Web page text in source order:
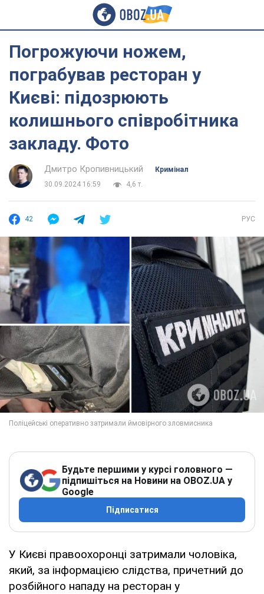
Погрожуючи ножем,
пограбував ресторан у
Києві: підозрюють
колишнього співробітника
закладу. Фото
Дмитро Кропивницький
Кримінал
30.09.2024 16:59
4,6 т.
42 РУС
Будьте першими у курсі головного —
підпишіться на Новини на OBOZ.UA у
Google
Підписатися
У Києві правоохоронці затримали чоловіка,
який, за інформацією слідства, причетний до
розбійного нападу на ресторан у